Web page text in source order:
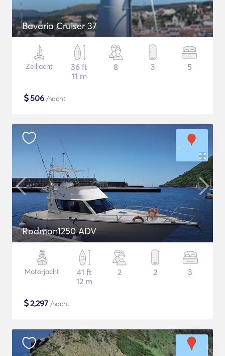
Bavaria Cruiser 37
Zeiljacht
36 ft
11 m
8 3 5
$506 /nacht
Rodman1250 ADV
Motorjacht
41 ft
12 m
2 2 3
$2,297 /nacht